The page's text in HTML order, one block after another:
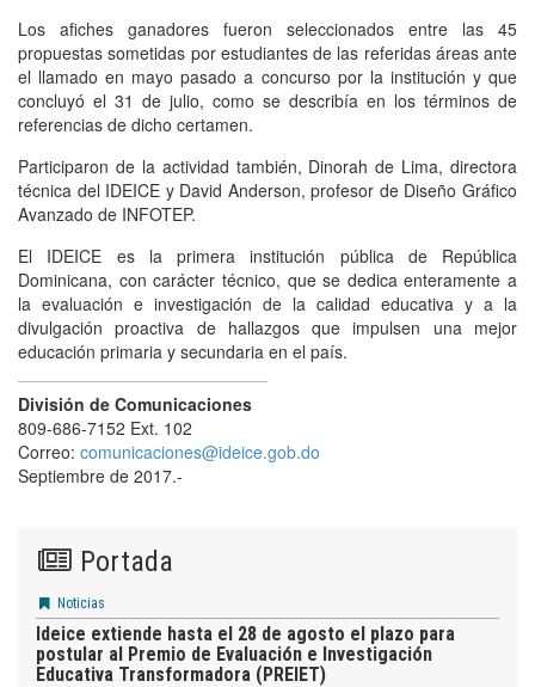
Los afiches ganadores fueron seleccionados entre las 45
propuestas sometidas por estudiantes de las referidas áreas ante
el llamado en mayo pasado a concurso por la institución y que
concluyó el 31 de julio, como se describía en los términos de
referencias de dicho certamen.
Participaron de la actividad también, Dinorah de Lima, directora
técnica del IDEICE y David Anderson, profesor de Diseño Gráfico
Avanzado de INFOTEP.
El IDEICE es la primera institución pública de República
Dominicana, con carácter técnico, que se dedica enteramente a
la evaluación e investigación de la calidad educativa y a la
divulgación proactiva de hallazgos que impulsen una mejor
educación primaria y secundaria en el país.
División de Comunicaciones
809-686-7152 Ext. 102
Correo: comunicaciones@ideice.gob.do
Septiembre de 2017.-
Portada
Noticias
Ideice extiende hasta el 28 de agosto el plazo para
postular al Premio de Evaluación e Investigación
Educativa Transformadora (PREIET)